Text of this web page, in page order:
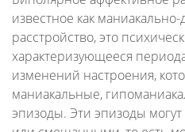
известное как
расстройство, это
характеризующееся
изменений настроения,
маниакальные,
эпизоды. Эти эпизоды